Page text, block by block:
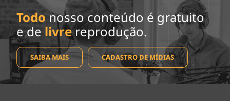
Todo nosso conteúdo é gratuito
e de livrereprodução.
SAIBA MAIS CADASTRO DE MÍDIAS